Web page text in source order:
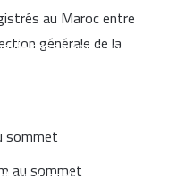
de dessalement pour
un missile à longue portée
à Arab Invest
au Maroc entre
générale de la
sommet
au sommet